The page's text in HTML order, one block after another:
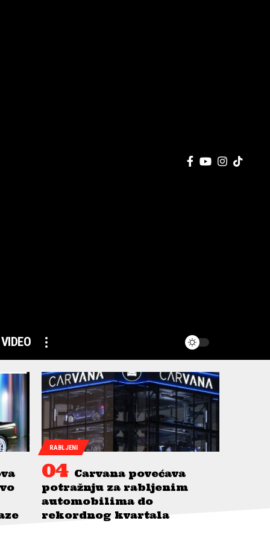
VIDEO
RABLJENI
Carvana povećava
potražnju za rabljenim
automobilima do
rekordnog kvartala